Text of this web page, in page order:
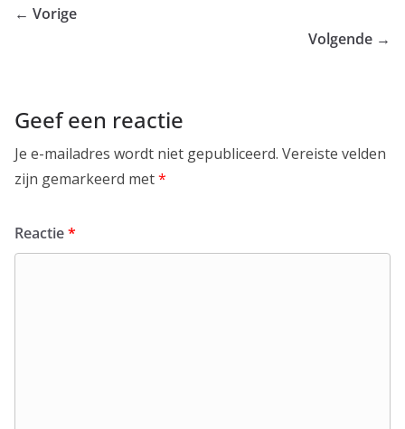
← Vorige
Volgende →
Geef een reactie
Je e-mailadres wordt niet gepubliceerd. Vereiste velden
zijn gemarkeerd met*
Reactie*